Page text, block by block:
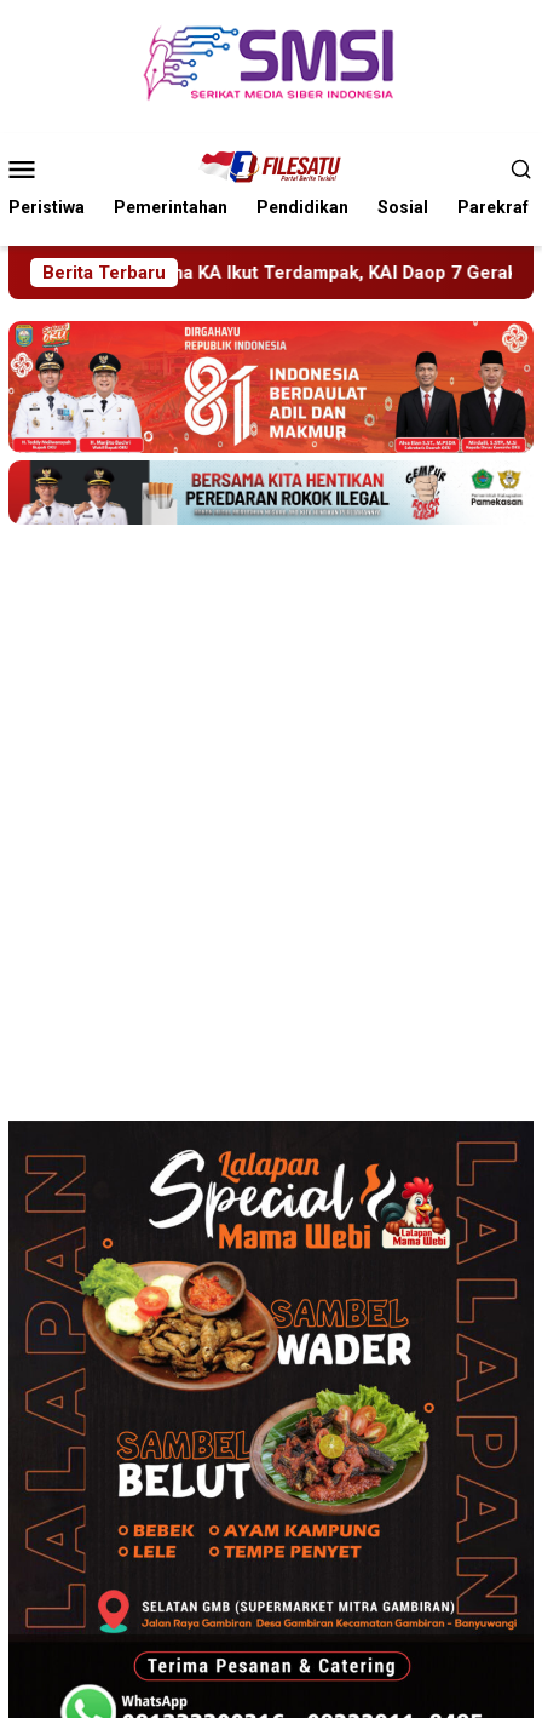
Mobile
Peristiwa Pemerintahan Pendidikan Sosial Parekraf
Berita TerbaruKAI Daop 7 Gerak Cepat Pulihkan Layanan